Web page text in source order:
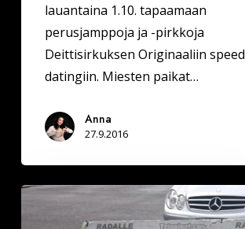
lauantaina 1.10. tapaamaan
perusjamppoja ja -pirkkoja
Deittisirkuksen Originaaliin speed
datingiin. Miesten paikat…
Anna
27.9.2016
Kannatti
lähteä